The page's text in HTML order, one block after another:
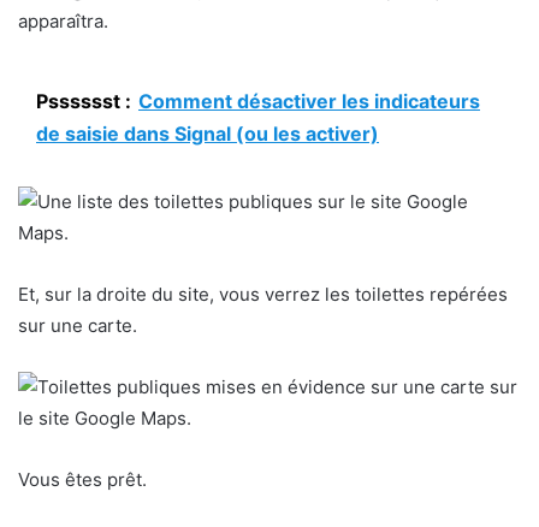
apparaîtra.
Psssssst : Comment désactiver les indicateurs
de saisie dans Signal (ou les activer)
Et, sur la droite du site, vous verrez les toilettes repérées
sur une carte.
Vous êtes prêt.